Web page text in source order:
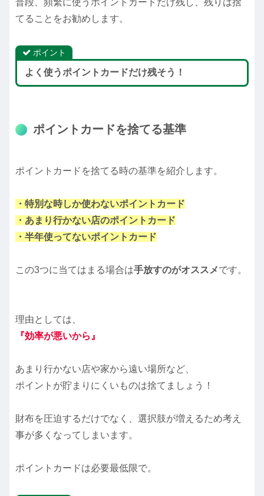
普段、頻繁に使うポイントカードだけ残し、残りは捨
てることをお勧めします。
ポイント
よく使うポイントカードだけ残そう！
ポイントカードを捨てる基準
ポイントカードを捨てる時の基準を紹介します。
・特別な時しか使わないポイントカード
・あまり行かない店のポイントカード
・半年使ってないポイントカード
この3つに当てはまる場合は手放すのがオススメです。
理由としては、
『効率が悪いから』
あまり行かない店や家から遠い場所など、
ポイントが貯まりにくいものは捨てましょう！
財布を圧迫するだけでなく、選択肢が増えるため考え
事が多くなってしまいます。
ポイントカードは必要最低限で。